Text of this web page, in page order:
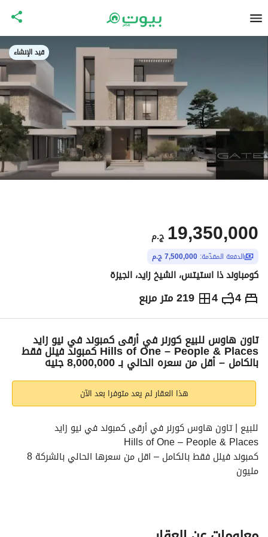
قيد الإنشاء
ج.م 19,350,000
الدفعة المقدّمة: 7,500,000 ج.م
كومباوند ذا استيتس، الشيخ زايد، الجيزة
4
4 219 متر مربع ج.م19,350,000
الاماكن القريبة
تاون هاوس للبيع كورنر في أرقى كمبوند في نيو زايد
Hills of One – People & Places كمبوند فيلل فقط
بالكامل – أقل من سعره الحالي بـ 8,000,000 جنيه
هذا العقار لم يعد متوفرا بعد الآن
للبيع | تاون هاوس كورنر في أرقى كمبوند في نيو زايد
Hills of One – People & Places
مليون
المرحلة: مرحلة مميزة بالمشروع